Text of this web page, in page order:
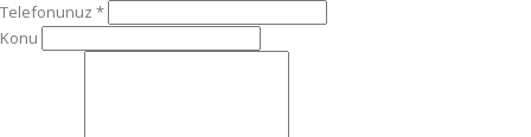
Telefonunuz *
Konu